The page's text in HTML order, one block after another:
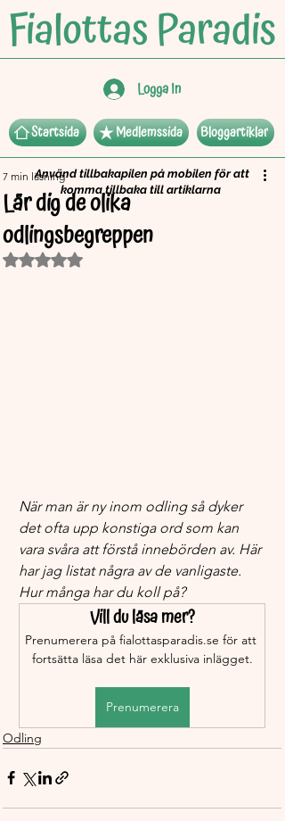
Logga In
Startsida Medlemssida Bloggartiklar
Lär dig de olika
odlingsbegreppen
7 min läsning
Betygsatt till NaN av 5 stjärnor.
När man är ny inom odling så dyker
det ofta upp konstiga ord som kan
vara svåra att förstå innebörden av. Här
har jag listat några av de vanligaste.
Hur många har du koll på?
Vill du läsa mer?
Prenumerera på fialottasparadis.se för att
fortsätta läsa det här exklusiva inlägget.
Prenumerera
Odling
Använd tillbakapilen på mobilen för att
komma tillbaka till artiklarna